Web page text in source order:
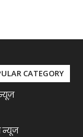
CATEGORY
न्यूज